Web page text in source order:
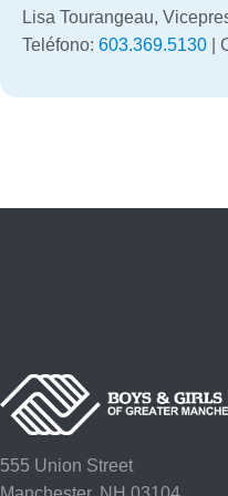
Lisa Tourangeau,
Teléfono: 603.369.5130 |
555 Union Street